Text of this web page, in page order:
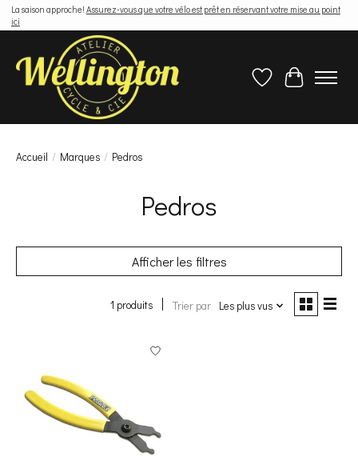
La saison approche! Assurez-vous que votre vélo est prêt en réservant votre mise au point
ici
Liste de souhaits
Panier
Accueil / Marques / Pedros
Pedros
Afficher les filtres
1 produits Trier par Les plus vus